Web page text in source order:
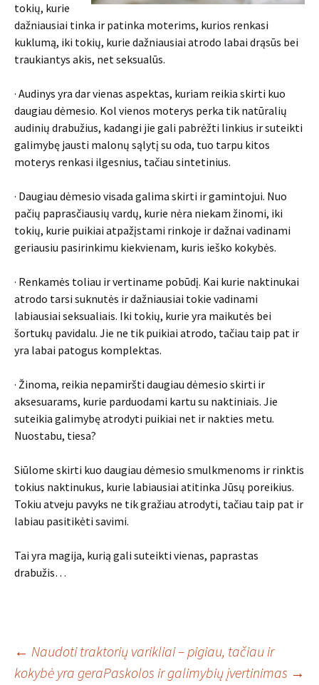
tokių, kurie
dažniausiai tinka ir patinka moterims, kurios renkasi
kuklumą, iki tokių, kurie dažniausiai atrodo labai drąsūs bei
traukiantys akis, net seksualūs.
· Audinys yra dar vienas aspektas, kuriam reikia skirti kuo
daugiau dėmesio. Kol vienos moterys perka tik natūralių
audinių drabužius, kadangi jie gali pabrėžti linkius ir suteikti
galimybę jausti malonų sąlytį su oda, tuo tarpu kitos
moterys renkasi ilgesnius, tačiau sintetinius.
· Daugiau dėmesio visada galima skirti ir gamintojui. Nuo
pačių paprasčiausių vardų, kurie nėra niekam žinomi, iki
tokių, kurie puikiai atpažįstami rinkoje ir dažnai vadinami
geriausiu pasirinkimu kiekvienam, kuris ieško kokybės.
· Renkamės toliau ir vertiname pobūdį. Kai kurie naktinukai
atrodo tarsi suknutės ir dažniausiai tokie vadinami
labiausiai seksualiais. Iki tokių, kurie yra maikutės bei
šortukų pavidalu. Jie ne tik puikiai atrodo, tačiau taip pat ir
yra labai patogus komplektas.
· Žinoma, reikia nepamiršti daugiau dėmesio skirti ir
aksesuarams, kurie parduodami kartu su naktiniais. Jie
suteikia galimybę atrodyti puikiai net ir nakties metu.
Nuostabu, tiesa?
Siūlome skirti kuo daugiau dėmesio smulkmenoms ir rinktis
tokius naktinukus, kurie labiausiai atitinka Jūsų poreikius.
Tokiu atveju pavyks ne tik gražiau atrodyti, tačiau taip pat ir
labiau pasitikėti savimi.
Tai yra magija, kurią gali suteikti vienas, paprastas
drabužis…
Įrašo
← Naudoti traktorių varikliai – pigiau, tačiau ir
kokybė yra geraPaskolos ir galimybių įvertinimas →